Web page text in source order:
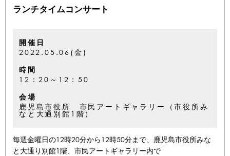
ランチタイムコンサート
開催日
2022.05.06(金)
時間
12：20～12：50
会場
鹿児島市役所 市民アートギャラリー（市役所み
なと大通別館1階）
毎週金曜日の12時20分から12時50分まで、鹿児島市役所みな
と大通り別館1階、市民アートギャラリー内で